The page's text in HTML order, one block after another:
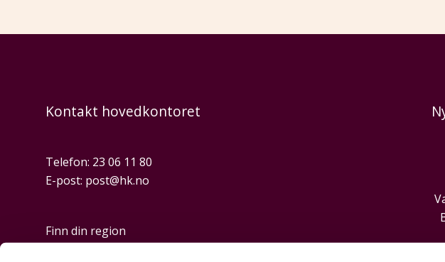
Kontakt hovedkontoret
Telefon: 23 06 11 80
E-post: post@hk.no
Finn din region